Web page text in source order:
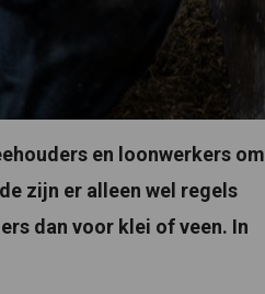
en loonwerkers om
zijn er alleen wel regels
dan voor klei of veen. In